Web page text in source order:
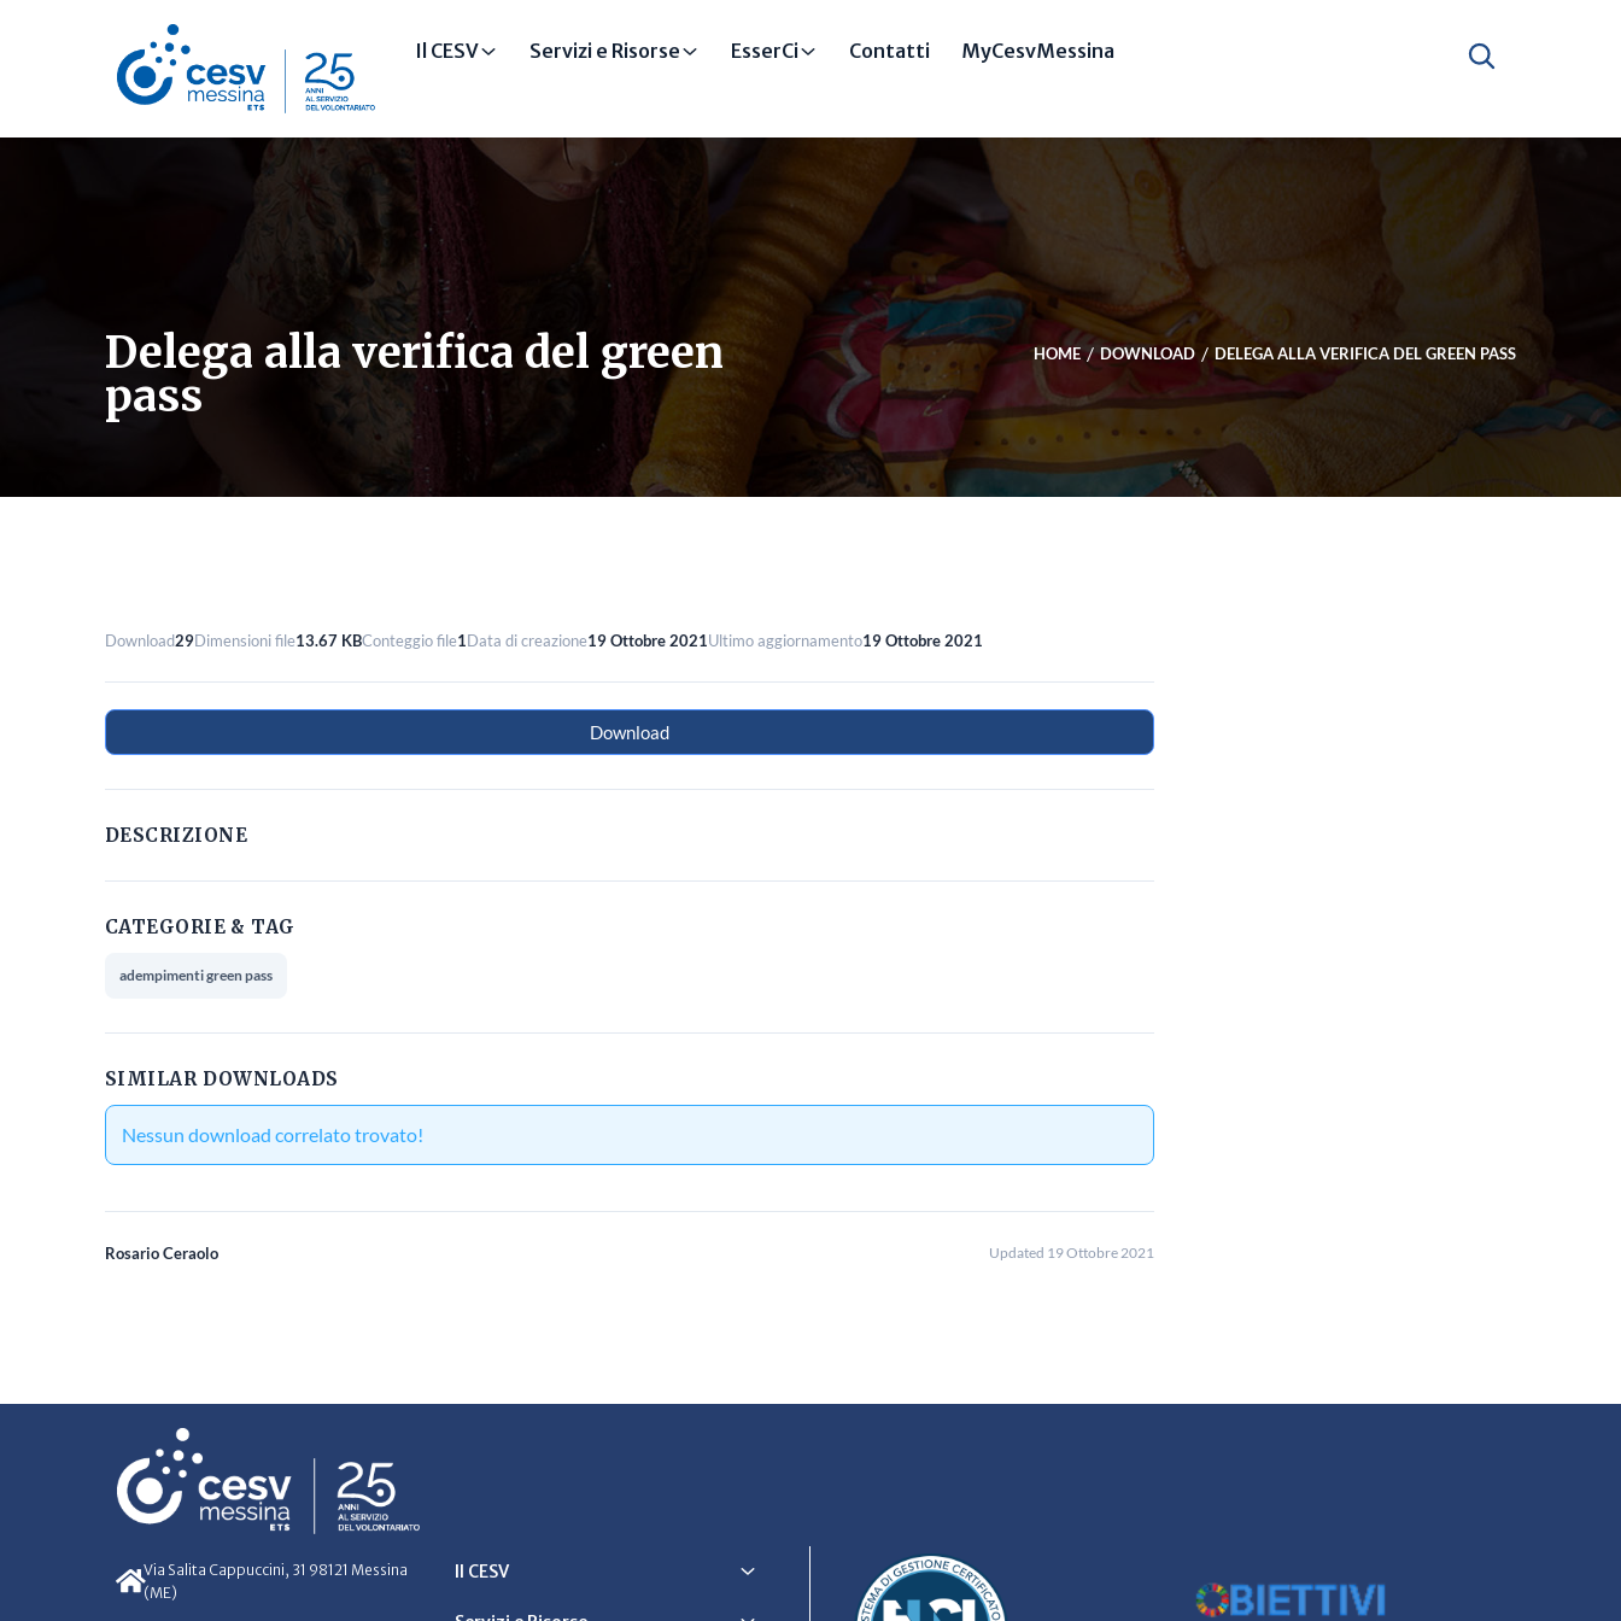
Il CESV Servizi e Risorse EsserCi Contatti MyCesvMessina
Delega alla verifica del green
pass
HOME DOWNLOAD DELEGA ALLA VERIFICA DEL GREEN PASS
Download29Dimensioni file13.67 KBConteggio file1Data di creazione19 Ottobre 2021Ultimo aggiornamento19 Ottobre 2021
Download
DESCRIZIONE
CATEGORIE & TAG
adempimenti green pass
SIMILAR DOWNLOADS
Nessun download correlato trovato!
Rosario Ceraolo Updated 19 Ottobre 2021
Via Salita Cappuccini, 31 98121 Messina
(ME)
Il CESV